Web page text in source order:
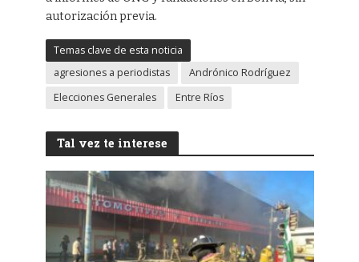
autorización previa.
Temas clave de esta noticia
agresiones a periodistas
Andrónico Rodríguez
Elecciones Generales
Entre Ríos
Tal vez te interese